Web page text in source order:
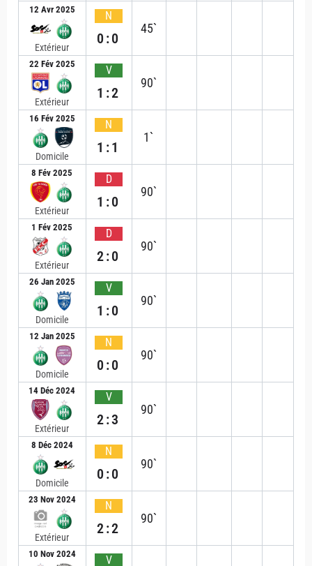
12 Avr 2025
Extérieur
N
0:0
45`
22 Fév 2025
Extérieur
V
1:2
90`
16 Fév 2025
Domicile
N
1:1
1`
8 Fév 2025
Extérieur
D
1:0
90`
1 Fév 2025
Extérieur
D
2:0
90`
26 Jan 2025
Domicile
V
1:0
90`
12 Jan 2025
Domicile
N
0:0
90`
14 Déc 2024
Extérieur
V
2:3
90`
8 Déc 2024
Domicile
N
0:0
90`
23 Nov 2024
Extérieur
N
2:2
90`
10 Nov 2024 V